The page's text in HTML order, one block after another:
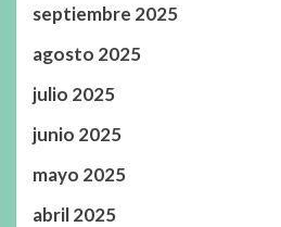
septiembre 2025
agosto 2025
julio 2025
junio 2025
mayo 2025
abril 2025